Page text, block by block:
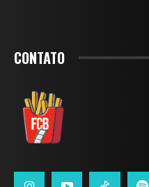
CONTATO